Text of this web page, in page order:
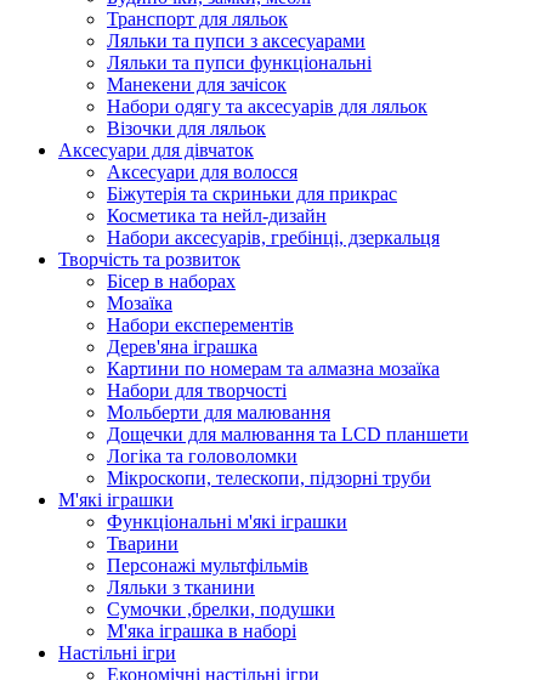
Транспорт для ляльок
Ляльки та пупси з аксесуарами
Ляльки та пупси функціональні
Манекени для зачісок
Набори одягу та аксесуарів для ляльок
Візочки для ляльок
Аксесуари для дівчаток
Аксесуари для волосся
Біжутерія та скриньки для прикрас
Косметика та нейл-дизайн
Набори аксесуарів, гребінці, дзеркальця
Творчість та розвиток
Бісер в наборах
Мозаїка
Набори експерементів
Дерев'яна іграшка
Картини по номерам та алмазна мозаїка
Набори для творчості
Мольберти для малювання
Дощечки для малювання та LCD планшети
Логіка та головоломки
Мікроскопи, телескопи, підзорні труби
М'які іграшки
Функціональні м'які іграшки
Тварини
Персонажі мультфільмів
Ляльки з тканини
Сумочки ,брелки, подушки
М'яка іграшка в наборі
Настільні ігри
Економічні настільні ігри